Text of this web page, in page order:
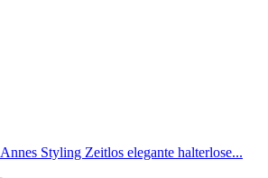
Annes Styling Zeitlos elegante halterlose...